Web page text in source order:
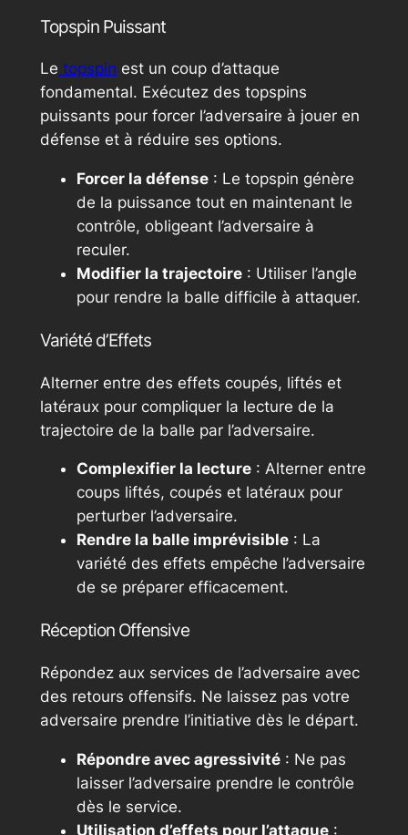
Topspin Puissant
Le topspin est un coup d’attaque
fondamental. Exécutez des topspins
puissants pour forcer l’adversaire à jouer en
défense et à réduire ses options.
Forcer la défense: Le topspin génère
de la puissance tout en maintenant le
contrôle, obligeant l’adversaire à
reculer.
Modifier la trajectoire: Utiliser l’angle
pour rendre la balle difficile à attaquer.
Variété d’Effets
Alterner entre des effets coupés, liftés et
latéraux pour compliquer la lecture de la
trajectoire de la balle par l’adversaire.
Complexifier la lecture: Alterner entre
coups liftés, coupés et latéraux pour
perturber l’adversaire.
Rendre la balle imprévisible: La
variété des effets empêche l’adversaire
de se préparer efficacement.
Réception Offensive
Répondez aux services de l’adversaire avec
des retours offensifs. Ne laissez pas votre
adversaire prendre l’initiative dès le départ.
Répondre avec agressivité: Ne pas
laisser l’adversaire prendre le contrôle
dès le service.
Utilisation d’effets pour l’attaque: